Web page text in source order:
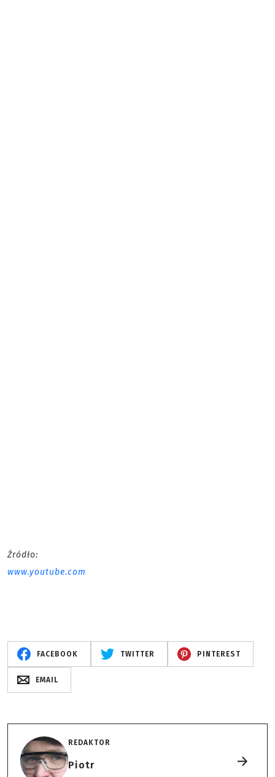
Źródło:
www.youtube.com
FACEBOOK TWITTER PINTEREST
EMAIL
REDAKTOR
Piotr